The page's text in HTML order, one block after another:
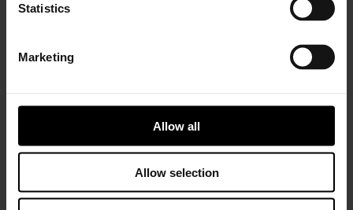
Statistics
Marketing
Allow all
Allow selection
$3.6 B ~9.300